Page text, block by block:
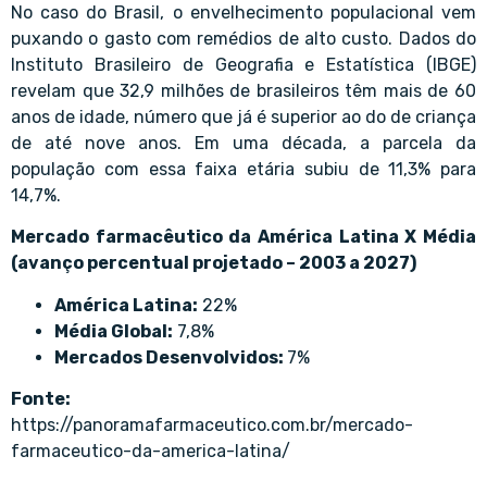
No caso do Brasil, o envelhecimento populacional vem
puxando o gasto com remédios de alto custo. Dados do
Instituto Brasileiro de Geografia e Estatística (IBGE)
revelam que 32,9 milhões de brasileiros têm mais de 60
anos de idade, número que já é superior ao do de criança
de até nove anos. Em uma década, a parcela da
população com essa faixa etária subiu de 11,3% para
14,7%.
Mercado farmacêutico da América Latina X Média
(avanço percentual projetado – 2003 a 2027)
América Latina: 22%
Média Global: 7,8%
Mercados Desenvolvidos: 7%
Fonte:
https://panoramafarmaceutico.com.br/mercado-
farmaceutico-da-america-latina/